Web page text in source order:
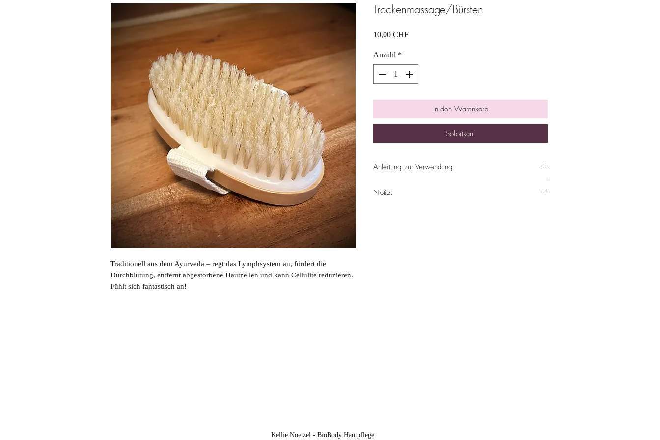
Traditionell aus dem Ayurveda – regt das Lymphsystem an, fördert die
Durchblutung, entfernt abgestorbene Hautzellen und kann Cellulite reduzieren.
Fühlt sich fantastisch an!
Trockenmassage/Bürsten
10,00 CHFPreis
Anzahl *
In den Warenkorb
Sofortkauf
Anleitung zur Verwendung
Feuchtigkeitscreme auftragen.
Notiz:
Kellie Noetzel - BioBody Hautpflege